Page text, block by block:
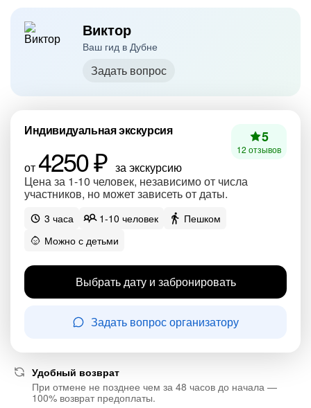
Виктор
Ваш гид в Дубне
Задать вопрос
Индивидуальная экскурсия
от 4250 ₽ за экскурсию
Цена за 1-10 человек, независимо от числа
участников, но может зависеть от даты.
5
12 отзывов
3 часа 1-10 человек
Пешком
Можно с детьми
Выбрать дату и забронировать
Задать вопрос организатору
Удобный возврат
При отмене не позднее чем за 48 часов до начала —
100% возврат предоплаты.